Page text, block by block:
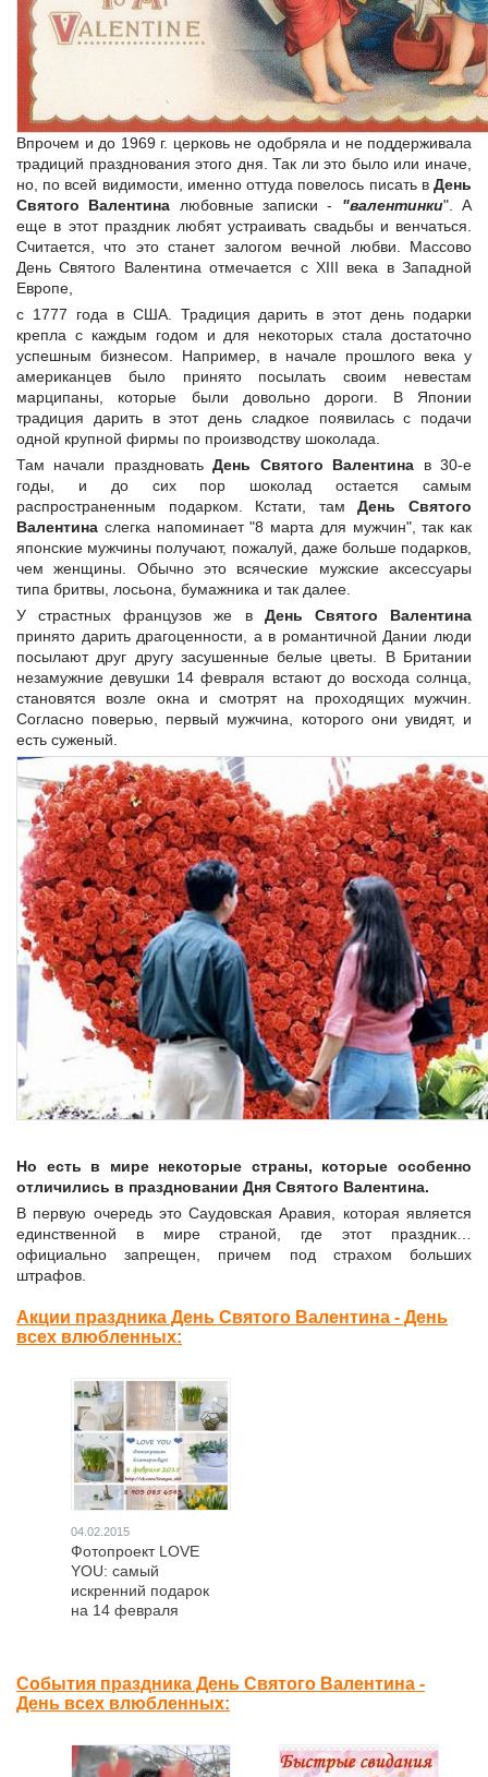
Впрочем и до 1969 г. церковь не одобряла и не поддерживала
традиций празднования этого дня. Так ли это было или иначе,
но, по всей видимости, именно оттуда повелось писать в День
Святого Валентина любовные записки - "валентинки". А
еще в этот праздник любят устраивать свадьбы и венчаться.
Считается, что это станет залогом вечной любви. Массово
День Святого Валентина отмечается с ХIII века в Западной
Европе,
с 1777 года в США. Традиция дарить в этот день подарки
крепла с каждым годом и для некоторых стала достаточно
успешным бизнесом. Например, в начале прошлого века у
американцев было принято посылать своим невестам
марципаны, которые были довольно дороги. В Японии
традиция дарить в этот день сладкое появилась с подачи
одной крупной фирмы по производству шоколада.
Там начали праздноватьДень Святого Валентина в 30-е
годы, и до сих пор шоколад остается самым
распространенным подарком. Кстати, тамДень Святого
Валентина слегка напоминает "8 марта для мужчин", так как
японские мужчины получают, пожалуй, даже больше подарков,
чем женщины. Обычно это всяческие мужские аксессуары
типа бритвы, лосьона, бумажника и так далее.
У страстных французов же в День Святого Валентина
принято дарить драгоценности, а в романтичной Дании люди
посылают друг другу засушенные белые цветы. В Британии
незамужние девушки 14 февраля встают до восхода солнца,
становятся возле окна и смотрят на проходящих мужчин.
Согласно поверью, первый мужчина, которого они увидят, и
есть суженый.
Но есть в мире некоторые страны, которые особенно
отличились в праздновании Дня Святого Валентина.
В первую очередь это Саудовская Аравия, которая является
единственной в мире страной, где этот праздник…
официально запрещен, причем под страхом больших
штрафов.
Акции праздника День Святого Валентина - День
всех влюбленных:
04.02.2015
Фотопроект LOVE
YOU: самый
искренний подарок
на 14 февраля
События праздника День Святого Валентина -
День всех влюбленных: